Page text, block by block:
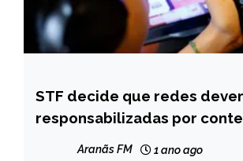
BRASIL
NOTÍCIAS
STF decide que redes
responsabilizadas por
Aranãs FM 1 ano ago